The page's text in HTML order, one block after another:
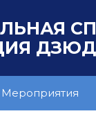
Мероприятия